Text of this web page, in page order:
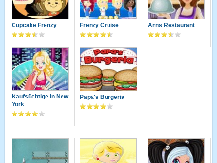
Cupcake Frenzy Frenzy Cruise Anns Restaurant
Kaufsüchtige in New
York
Papa's Burgeria